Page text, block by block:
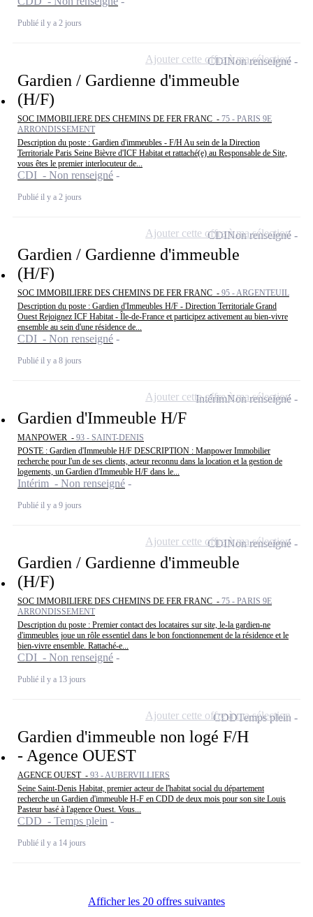
Publié il y a 2 jours
Gardien / Gardienne d'immeuble
(H/F)
SOC IMMOBILIERE DES CHEMINS DE FER FRANC - 75 - PARIS 9E
ARRONDISSEMENT
Description du poste : Gardien d'immeubles - F/H Au sein de la Direction
Territoriale Paris Seine Bièvre d'ICF Habitat et rattaché(e) au Responsable de Site,
vous êtes le premier interlocuteur de...
CDI - Non renseigné
Publié il y a 2 jours
CDINon renseigné
Ajouter cette offre à ma sélection
Gardien / Gardienne d'immeuble
(H/F)
SOC IMMOBILIERE DES CHEMINS DE FER FRANC - 95 - ARGENTEUIL
Description du poste : Gardien d'Immeubles H/F - Direction Territoriale Grand
Ouest Rejoignez ICF Habitat - Île-de-France et participez activement au bien-vivre
ensemble au sein d'une résidence de...
CDI - Non renseigné
Publié il y a 8 jours
CDINon renseigné
Ajouter cette offre à ma sélection
Gardien d'Immeuble H/F
MANPOWER - 93 - SAINT-DENIS
POSTE : Gardien d'Immeuble H/F DESCRIPTION : Manpower Immobilier
recherche pour l'un de ses clients, acteur reconnu dans la location et la gestion de
logements, un Gardien d'Immeuble H/F dans le...
Intérim - Non renseigné
Publié il y a 9 jours
IntérimNon renseigné
Ajouter cette offre à ma sélection
Gardien / Gardienne d'immeuble
(H/F)
SOC IMMOBILIERE DES CHEMINS DE FER FRANC - 75 - PARIS 9E
ARRONDISSEMENT
Description du poste : Premier contact des locataires sur site, le-la gardien-ne
d'immeubles joue un rôle essentiel dans le bon fonctionnement de la résidence et le
bien-vivre ensemble. Rattaché-e...
CDI - Non renseigné
Publié il y a 13 jours
CDINon renseigné
Ajouter cette offre à ma sélection
Gardien d'immeuble non logé F/H
- Agence OUEST
AGENCE OUEST - 93 - AUBERVILLIERS
Seine Saint-Denis Habitat, premier acteur de l'habitat social du département
recherche un Gardien d'immeuble H-F en CDD de deux mois pour son site Louis
Pasteur basé à l'agence Ouest. Vous...
CDD - Temps plein
Publié il y a 14 jours
CDDTemps plein
Ajouter cette offre à ma sélection
Afficher les 20 offres suivantes